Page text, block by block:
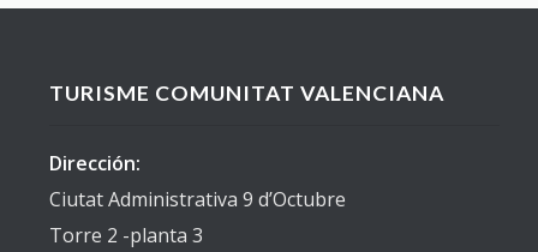
TURISME COMUNITAT VALENCIANA
Dirección:
Ciutat Administrativa 9 d’Octubre
Torre 2 -planta 3